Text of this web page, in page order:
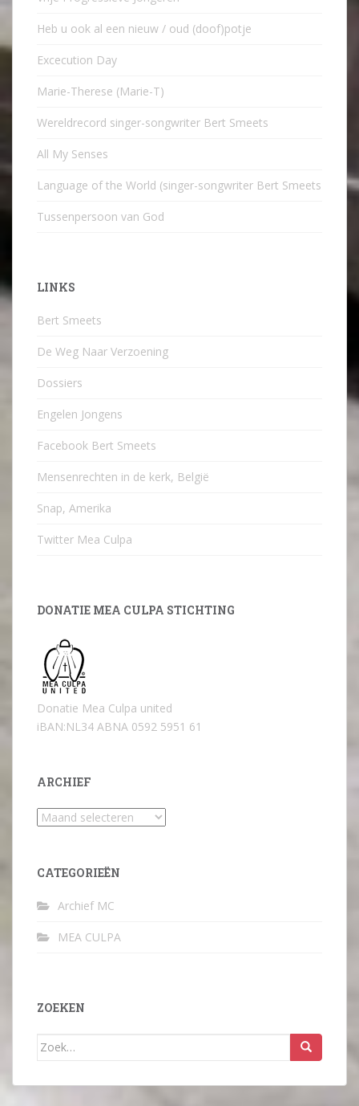
Heb u ook al een nieuw / oud (doof)potje
Excecution Day
Marie-Therese (Marie-T)
Wereldrecord singer-songwriter Bert Smeets
All My Senses
Language of the World (singer-songwriter Bert Smeets
Tussenpersoon van God
LINKS
Bert Smeets
De Weg Naar Verzoening
Dossiers
Engelen Jongens
Facebook Bert Smeets
Mensenrechten in de kerk, België
Snap, Amerika
Twitter Mea Culpa
DONATIE MEA CULPA STICHTING
Donatie Mea Culpa united
iBAN:NL34 ABNA 0592 5951 61
ARCHIEF
Archief
CATEGORIEËN
Archief MC
MEA CULPA
ZOEKEN
Zoek